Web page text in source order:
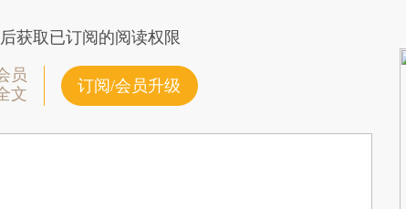
获取已订阅的阅读权限
员
文
订阅/会员升级